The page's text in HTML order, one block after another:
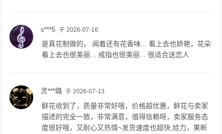
s***5 于 2026-07-16
是真花制做的， 闻着还有花香味... 看上去也娇艳，花朵
看上去也很美丽... 戒指也很美丽... 很适合送恋人
灵***璐 于 2026-07-13
鲜花收到了，质量非常好哦，价格超优惠，鲜花与卖家
描述的完全一致，非常满意，值得信赖呀，卖家服务态
度很好哦，又耐心又热情~发货速度也超快,给力，果断